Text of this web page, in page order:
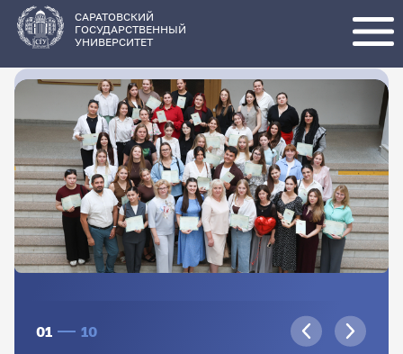
основному
содержанию
САРАТОВСКИЙ
ГОСУДАРСТВЕННЫЙ
УНИВЕРСИТЕТ
01 10